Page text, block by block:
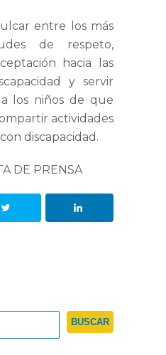
entre los más
de respeto,
hacia las
y servir
los niños de que
actividades
discapacidad.
DE PRENSA